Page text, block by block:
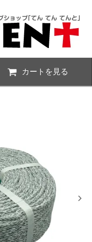
カートを見る